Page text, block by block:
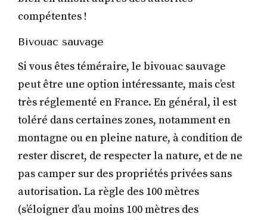
compétentes !
Bivouac sauvage
Si vous êtes téméraire, le bivouac sauvage
peut être une option intéressante, mais c’est
très réglementé en France. En général, il est
toléré dans certaines zones, notamment en
montagne ou en pleine nature, à condition de
rester discret, de respecter la nature, et de ne
pas camper sur des propriétés privées sans
autorisation. La règle des 100 mètres
(s’éloigner d’au moins 100 mètres des